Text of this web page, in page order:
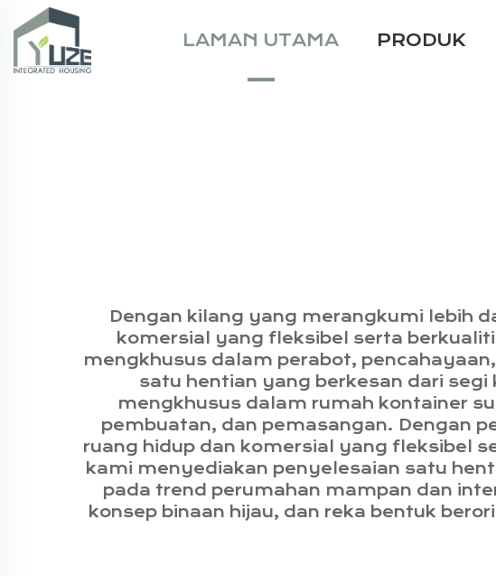
LAMAN UTAMA PRODUK
Dengan kilang yang merangkumi lebih
komersial yang fleksibel serta
mengkhusus dalam perabot,
satu hentian yang berkesan dari
mengkhusus dalam rumah kontainer
pembuatan, dan pemasangan. Dengan
ruang hidup dan komersial yang fleksibel
kami menyediakan penyelesaian satu
pada trend perumahan mampan dan
konsep binaan hijau, dan reka bentuk